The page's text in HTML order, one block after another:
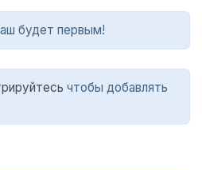
будет первым!
чтобы добавлять